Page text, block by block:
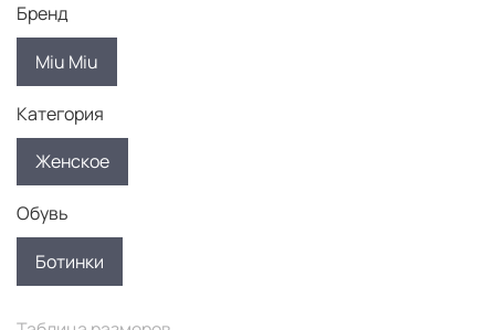
Бренд
Miu Miu
Категория
Женское
Обувь
Ботинки